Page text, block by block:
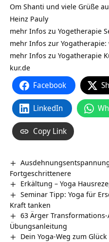
Om Shanti und viele Grüße
Heinz Pauly
mehr Infos zu Yogetherapie
mehr Infos zur Yogatherapie:
mehr Infos zu Yogatherapie
kur.de
Facebook
LinkedIn
Copy Link
Fortgeschrittenere
Erkältung – Yoga
Seminar Tipp: Yoga für
Kraft tanken
63 Ärger
Übungsanleitung
Dein Yoga-Weg zum